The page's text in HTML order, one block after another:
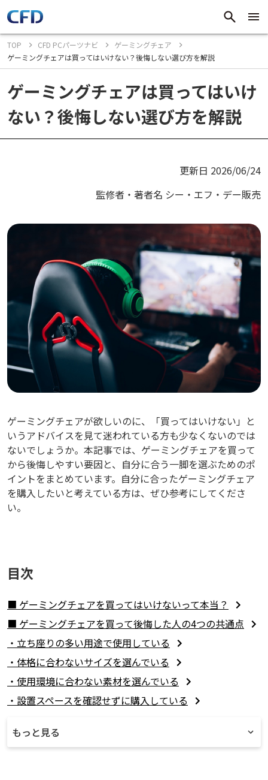
TOP CFD PCパーツナビ
ゲーミングチェア
ゲーミングチェアは買ってはいけない？後悔しない選び方を解説
ゲーミングチェアは買ってはいけ
ない？後悔しない選び方を解説
更新日 2026/06/24
監修者・著者名 シー・エフ・デー販売
ゲーミングチェアが欲しいのに、「買ってはいけない」と
いうアドバイスを見て迷われている方も少なくないのでは
ないでしょうか。本記事では、ゲーミングチェアを買って
から後悔しやすい要因と、自分に合う一脚を選ぶためのポ
イントをまとめています。自分に合ったゲーミングチェア
を購入したいと考えている方は、ぜひ参考にしてくださ
い。
目次
■ ​ゲーミングチェアを買ってはいけないって本当？
■ ゲーミングチェアを買って後悔した人の4つの共通点
・立ち座りの多い用途で使用している
・体格に合わないサイズを選んでいる
・使用環境に合わない素材を選んでいる
・設置スペースを確認せずに購入している
もっと見る